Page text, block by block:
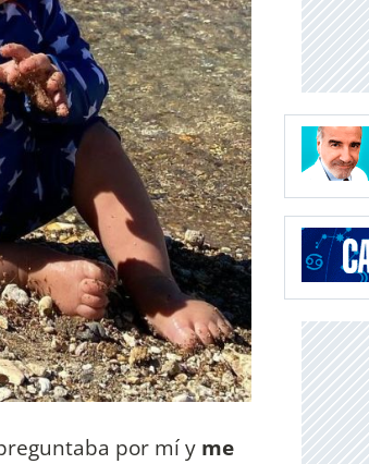
por mí y me